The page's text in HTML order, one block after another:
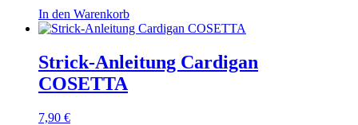
In den Warenkorb
Strick-Anleitung Cardigan
COSETTA
7,90 €